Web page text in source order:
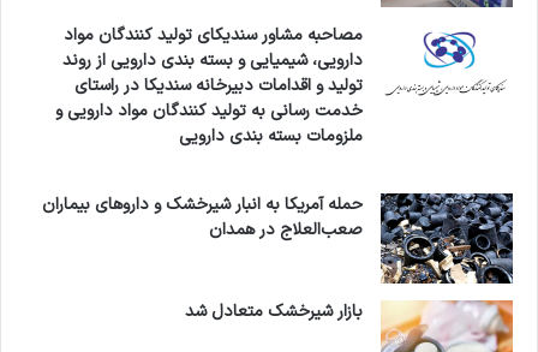
مصاحبه مشاور سندیکای تولید کنندگان مواد
دارویی، شیمیایی و بسته بندی دارویی از روند
تولید و اقدامات دبیرخانه سندیکا در راستای
خدمت رسانی به تولید کنندگان مواد دارویی و
ملزومات بسته بندی دارویی
حمله آمریکا به انبار شیرخشک و داروهای بیماران
صعب‌العلاج در همدان
بازار شیرخشک متعادل شد